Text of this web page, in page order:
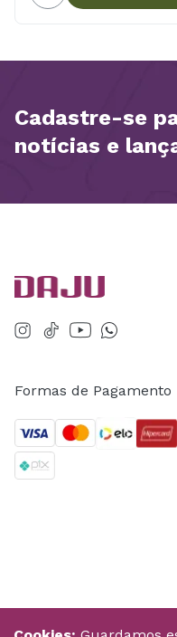
Cadastre-se
notícias e
Formas de Pagamento